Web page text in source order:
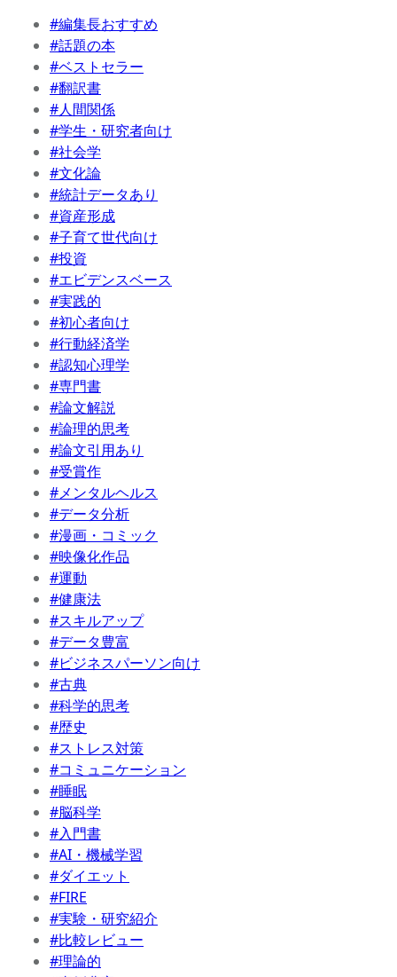
#編集長おすすめ
#話題の本
#ベストセラー
#翻訳書
#人間関係
#学生・研究者向け
#社会学
#文化論
#統計データあり
#資産形成
#子育て世代向け
#投資
#エビデンスベース
#実践的
#初心者向け
#行動経済学
#認知心理学
#専門書
#論文解説
#論理的思考
#論文引用あり
#受賞作
#メンタルヘルス
#データ分析
#漫画・コミック
#映像化作品
#運動
#健康法
#スキルアップ
#データ豊富
#ビジネスパーソン向け
#古典
#科学的思考
#歴史
#ストレス対策
#コミュニケーション
#睡眠
#脳科学
#入門書
#AI・機械学習
#ダイエット
#FIRE
#実験・研究紹介
#比較レビュー
#理論的